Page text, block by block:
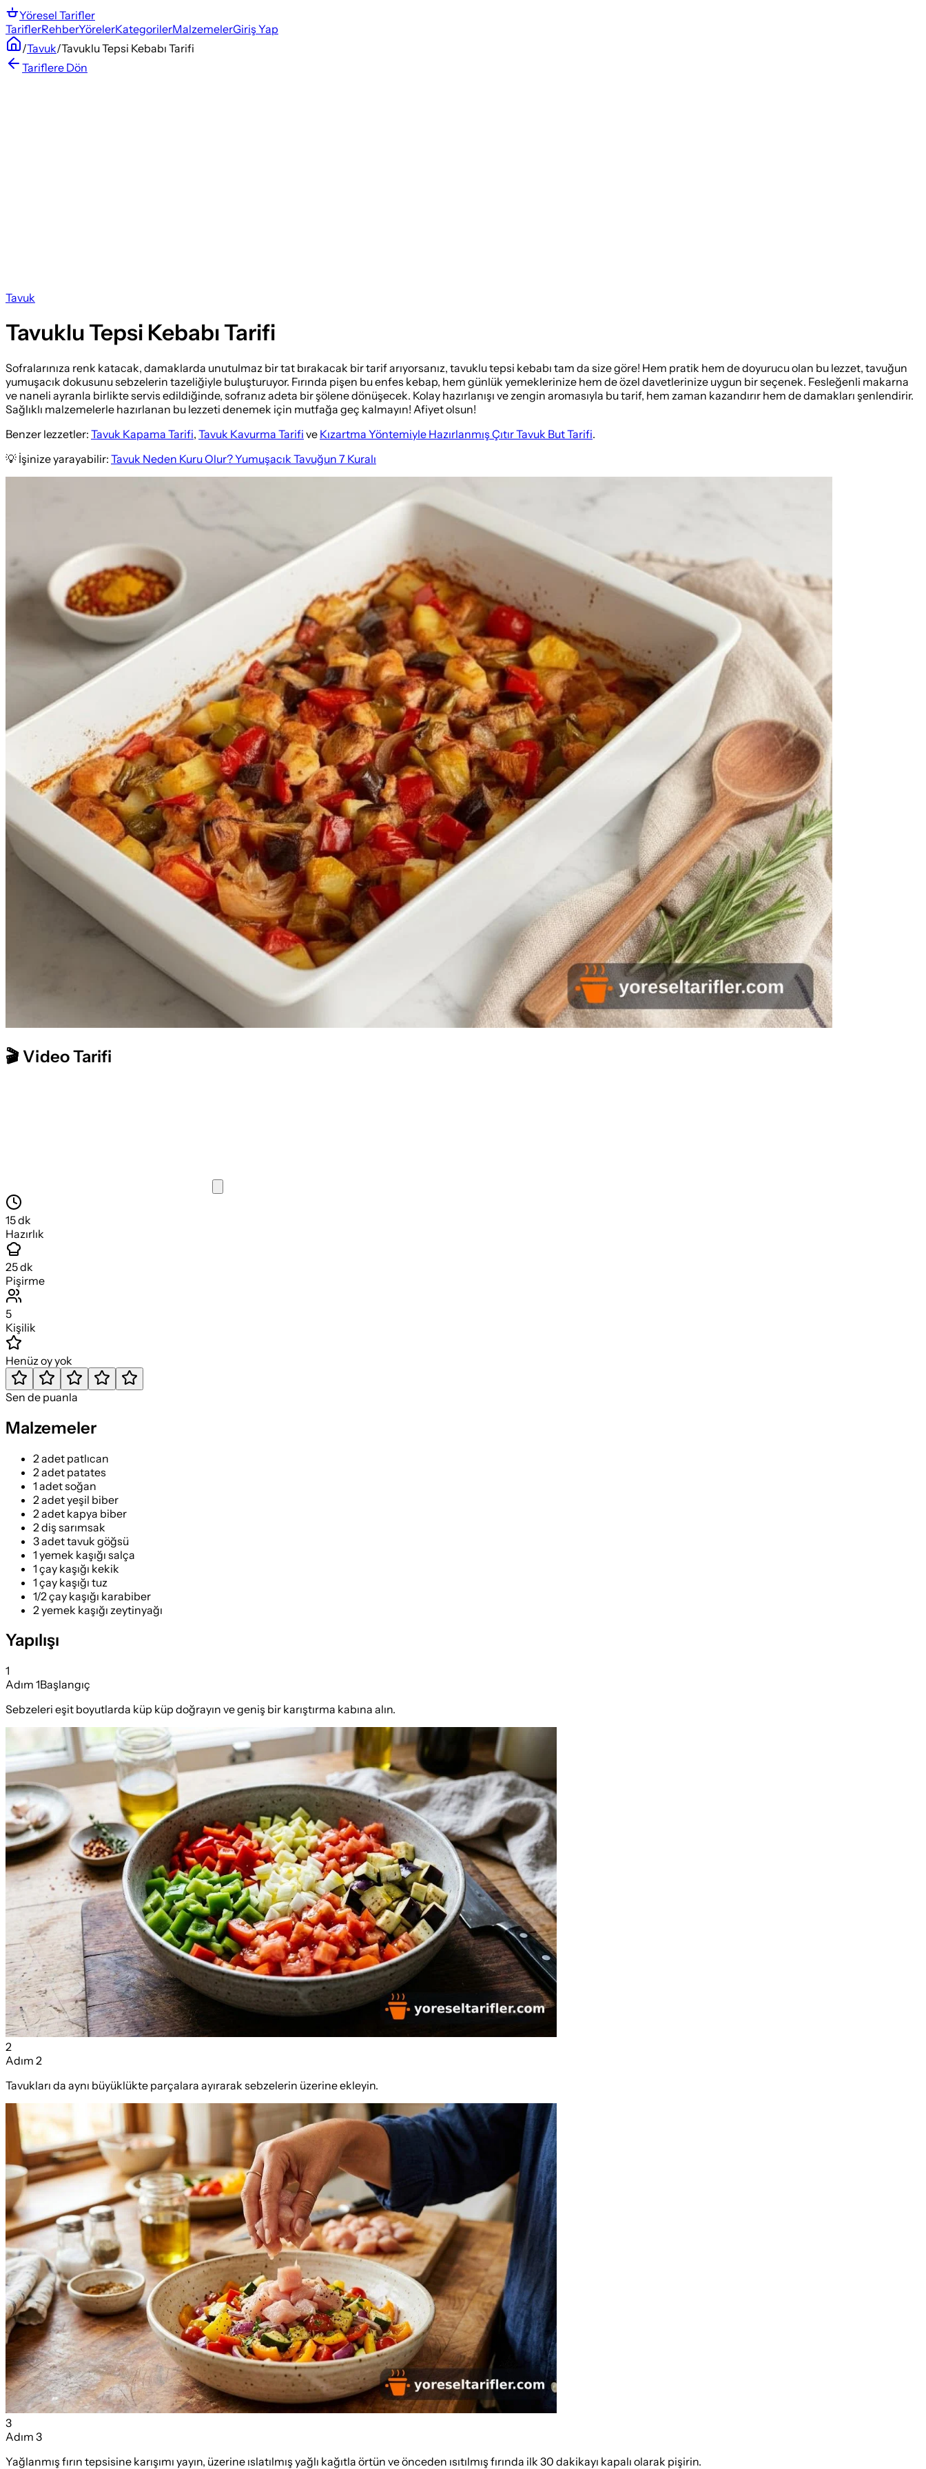
Yöresel Tarifler
TariflerRehberYörelerKategorilerMalzemelerGiriş Yap
/Tavuk/Tavuklu Tepsi Kebabı Tarifi
Tariflere Dön
Tavuk
Tavuklu Tepsi Kebabı Tarifi
Sofralarınıza renk katacak, damaklarda unutulmaz bir tat bırakacak bir tarif arıyorsanız, tavuklu tepsi kebabı tam da size göre! Hem pratik hem de doyurucu olan bu lezzet, tavuğun
yumuşacık dokusunu sebzelerin tazeliğiyle buluşturuyor. Fırında pişen bu enfes kebap, hem günlük yemeklerinize hem de özel davetlerinize uygun bir seçenek. Fesleğenli makarna
ve naneli ayranla birlikte servis edildiğinde, sofranız adeta bir şölene dönüşecek. Kolay hazırlanışı ve zengin aromasıyla bu tarif, hem zaman kazandırır hem de damakları şenlendirir.
Sağlıklı malzemelerle hazırlanan bu lezzeti denemek için mutfağa geç kalmayın! Afiyet olsun!
Benzer lezzetler: Tavuk Kapama Tarifi, Tavuk Kavurma Tarifi ve Kızartma Yöntemiyle Hazırlanmış Çıtır Tavuk But Tarifi.
💡 İşinize yarayabilir: Tavuk Neden Kuru Olur? Yumuşacık Tavuğun 7 Kuralı
🎬 Video Tarifi
15dk
Hazırlık
25dk
Pişirme
5
Kişilik
Henüz oy yok
Sen de puanla
Malzemeler
2 adet patlıcan
2 adet patates
1 adet soğan
2 adet yeşil biber
2 adet kapya biber
2 diş sarımsak
3 adet tavuk göğsü
1 yemek kaşığı salça
1 çay kaşığı kekik
1 çay kaşığı tuz
1/2 çay kaşığı karabiber
2 yemek kaşığı zeytinyağı
Yapılışı
1
Adım 1Başlangıç
Sebzeleri eşit boyutlarda küp küp doğrayın ve geniş bir karıştırma kabına alın.
2
Adım 2
Tavukları da aynı büyüklükte parçalara ayırarak sebzelerin üzerine ekleyin.
3
Adım 3
Yağlanmış fırın tepsisine karışımı yayın, üzerine ıslatılmış yağlı kağıtla örtün ve önceden ısıtılmış fırında ilk 30 dakikayı kapalı olarak pişirin.